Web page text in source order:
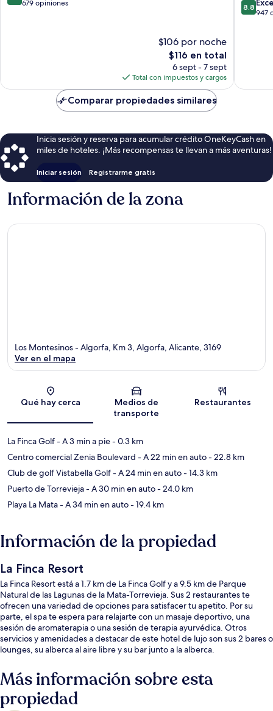
Torrevieja
de 679 opiniones
$106 por noche
El
precio
actual
es
de
$116
$116 en total
6 sept - 7 sept
Total con impuestos y cargos
Orihuela
de
8.8
947
Comparar propiedades similares
Inicia sesión y reserva para acumular crédito OneKeyCash en
miles de hoteles. ¡Más recompensas te llevan a más aventuras!
Iniciar sesión Registrarme gratis
Información de la zona
Sección del mapa
Los Montesinos - Algorfa, Km 3, Algorfa, Alicante, 3169
Ver en el mapa
Qué hay cerca
Medios de
transporte
Restaurantes
La Finca Golf- A 3 min a pie- 0.3 km
Centro comercial Zenia Boulevard - A 22 min en auto- 22.8 km
Club de golf Vistabella Golf- A 24 min en auto- 14.3 km
Puerto de Torrevieja- A 30 min en auto- 24.0 km
Playa La Mata- A 34 min en auto- 19.4 km
Información de la propiedad
La Finca Resort
La Finca Resort está a 1.7 km de La Finca Golf y a 9.5 km de Parque
Natural de las Lagunas de la Mata-Torrevieja. Sus 2 restaurantes te
ofrecen una variedad de opciones para satisfacer tu apetito. Por su
parte, el spa te espera para relajarte con un masaje deportivo, una
sesión de aromaterapia o una sesión de terapia ayurvédica. Otros
servicios y amenidades a destacar de este hotel de lujo son sus 2 bares o
lounges, su alberca al aire libre y su bar junto a la alberca.
Más información sobre esta
propiedad